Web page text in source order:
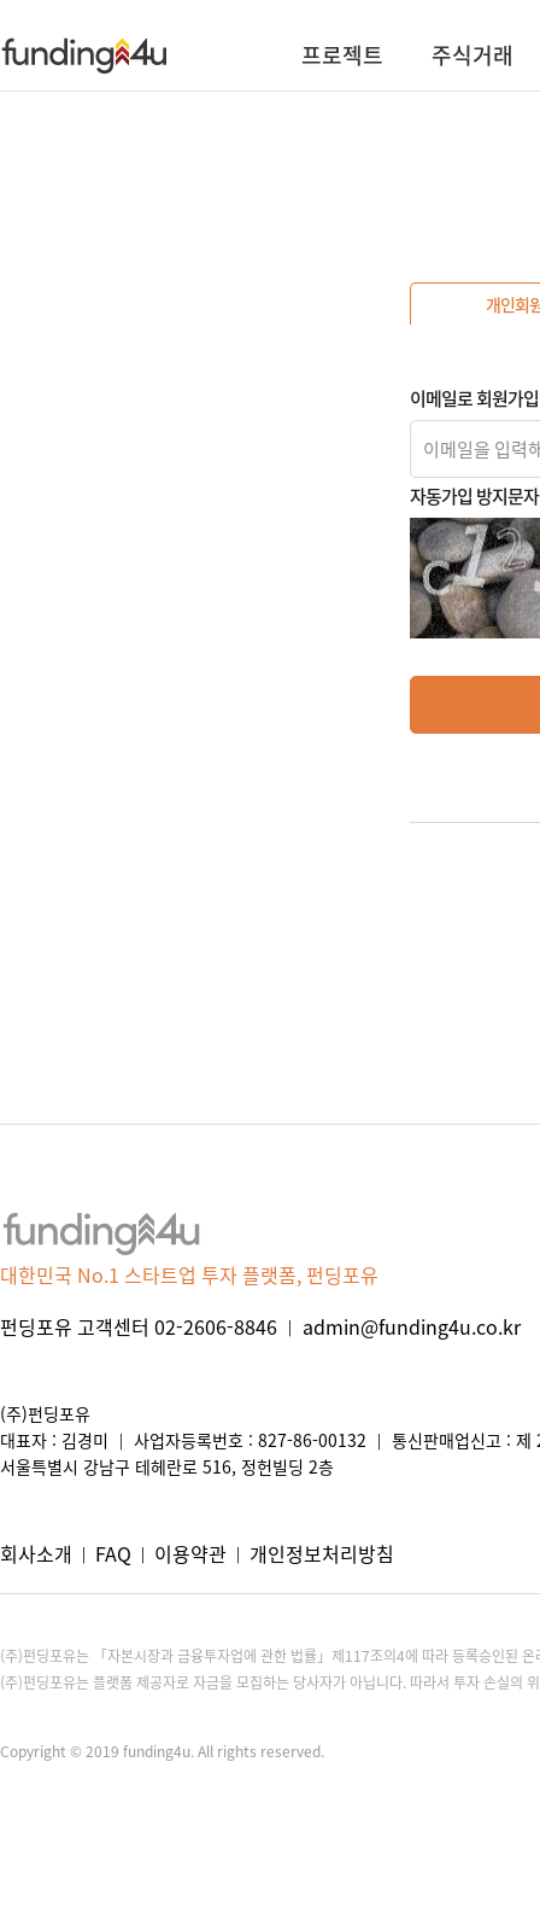
프로젝트 주식거래
개인회
이메일로 회원가입
자동가입 방지문자
대한민국 No.1 스타트업 투자 플랫폼, 펀딩포유
펀딩포유 고객센터 02-2606-8846 | admin@funding4u.co.kr
(주)펀딩포유
대표자 : 김경미
| 사업자등록번호 : 827-86-00132 | 통신판매업신고 :
서울특별시 강남구 테헤란로 516, 정헌빌딩 2층
회사소개 | FAQ | 이용약관 | 개인정보처리방침
(주)펀딩포유는 「자본시장과 금융투자업에 관한 법률」제117조의4에 따라 등록승인된
(주)펀딩포유는 플랫폼 제공자로 자금을 모집하는 당사자가 아닙니다. 따라서 투자 손실의
Copyright © 2019 funding4u. All rights reserved.